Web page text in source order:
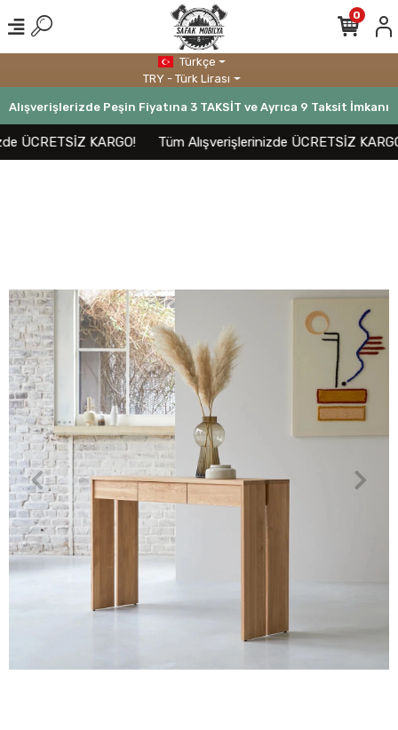
Alışverişlerizde Peşin Fiyatına 3 TAKSİT ve Ayrıca 9 Taksit İmkanı
ÜCRETSİZ KARGO! Tüm Alışverişlerinizde ÜCRETSİZ KARGO!
0
Türkçe
TRY - Türk Lirası